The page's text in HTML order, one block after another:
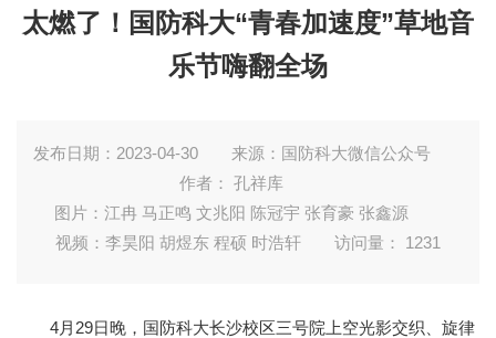
太燃了！国防科大“青春加速度”草地音
乐节嗨翻全场
发布日期：2023-04-30
来源：国防科大微信公众号
作者： 孔祥库
图片：江冉 马正鸣 文兆阳 陈冠宇 张育豪 张鑫源
视频：李昊阳 胡煜东 程硕 时浩轩
访问量： 1231
4月29日晚，国防科大长沙校区三号院上空光影交织、旋律